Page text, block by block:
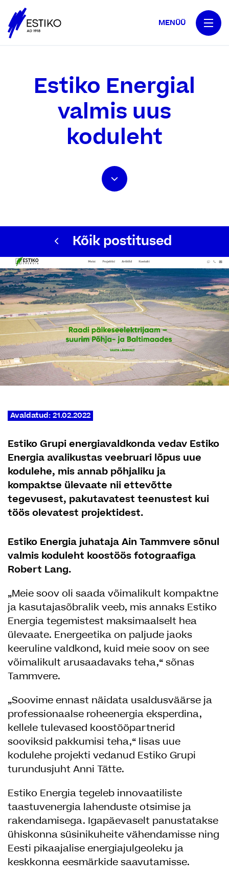
MENÜÜ
Estiko Energial
valmis uus
koduleht
Kõik postitused
Avaldatud: 21.02.2022
Estiko Grupi energiavaldkonda vedav Estiko
Energia avalikustas veebruari lõpus uue
kodulehe, mis annab põhjaliku ja
kompaktse ülevaate nii ettevõtte
tegevusest, pakutavatest teenustest kui
töös olevatest projektidest.
Estiko Energia juhataja Ain Tammvere sõnul
valmis koduleht koostöös fotograafiga
Robert Lang.
„Meie soov oli saada võimalikult kompaktne
ja kasutajasõbralik veeb, mis annaks Estiko
Energia tegemistest maksimaalselt hea
ülevaate. Energeetika on paljude jaoks
keeruline valdkond, kuid meie soov on see
võimalikult arusaadavaks teha,“ sõnas
Tammvere.
„Soovime ennast näidata usaldusväärse ja
professionaalse roheenergia eksperdina,
kellele tulevased koostööpartnerid
sooviksid pakkumisi teha,“ lisas uue
kodulehe projekti vedanud Estiko Grupi
turundusjuht Anni Tätte.
Estiko Energia tegeleb innovaatiliste
taastuvenergia lahenduste otsimise ja
rakendamisega. Igapäevaselt panustatakse
ühiskonna süsinikuheite vähendamisse ning
Eesti pikaajalise energiajulgeoleku ja
keskkonna eesmärkide saavutamisse.